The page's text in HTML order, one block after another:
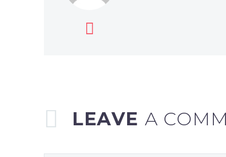
LEAVE A